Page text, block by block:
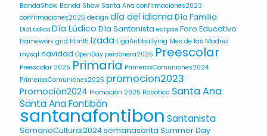
BandaShow Banda Show Santa Ana confirmaciones2023
confirmaciones2025 design día del idioma Día Familia
DíaLúdico Día Lúdico Día Santanista eclipse Foro Educativo
framework grid html5 Izada LigaAntibullying Mes de las Madres
mysql navidad OpenDay personera2025 Preescolar
Preescolar 2025 Primaria PrimerasComuniones2024
PrimerasComuniones2025 promocion2023
Promoción2024 Promoción 2025 Robótica Santa Ana
Santa Ana Fontibón
santanafontibon Santanista
SemanaCultural2024semanasanta Summer Day